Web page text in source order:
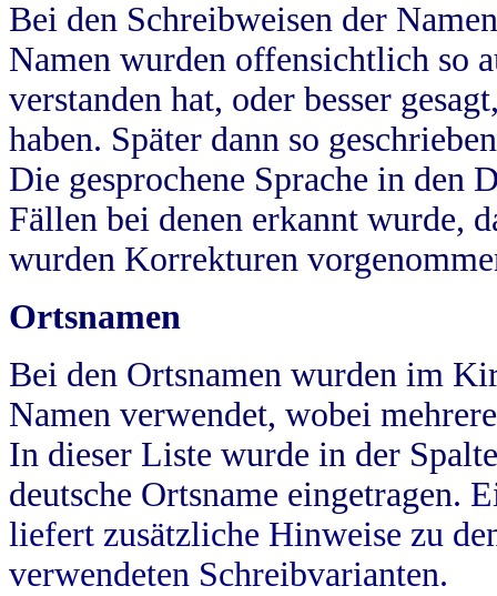
Bei den Schreibweisen der
Namen wurden offensichtlich so
verstanden hat, oder besser
haben. Später dann so
Die gesprochene Sprache in
Fällen bei denen erkannt wurde,
wurden Korrekturen
Ortsnamen
Bei den Ortsnamen wurden im
Namen verwendet, wobei
In dieser Liste wurde in der
deutsche Ortsname eingetragen.
liefert zusätzliche Hinweise zu
verwendeten Schreibvarianten.